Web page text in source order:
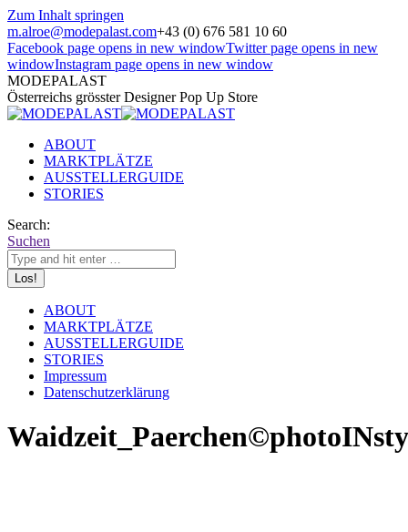
Zum Inhalt springen
m.alroe@modepalast.com+43 (0) 676 581 10 60
Facebook page opens in new windowTwitter page opens in new
windowInstagram page opens in new window
MODEPALAST
Österreichs grösster Designer Pop Up Store
ABOUT
MARKTPLÄTZE
AUSSTELLERGUIDE
STORIES
Search:
Suchen
ABOUT
MARKTPLÄTZE
AUSSTELLERGUIDE
STORIES
Impressum
Datenschutzerklärung